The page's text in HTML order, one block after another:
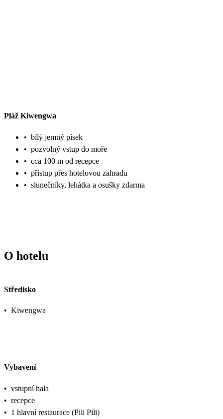
Pláž Kiwengwa
• bílý jemný písek
• pozvolný vstup do moře
• cca 100 m od recepce
• přístup přes hotelovou zahradu
• slunečníky, lehátka a osušky zdarma
O hotelu
Středisko
• Kiwengwa
Vybavení
• vstupní hala
• recepce
• 1 hlavní restaurace (Pili Pili)